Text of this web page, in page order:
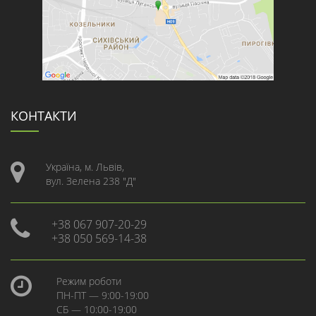
КОНТАКТИ
Україна, м. Львів,
вул. Зелена 238 "Д"
+38 067 907-20-29
+38 050 569-14-38
Режим роботи
ПН-ПТ — 9:00-19:00
СБ — 10:00-19:00